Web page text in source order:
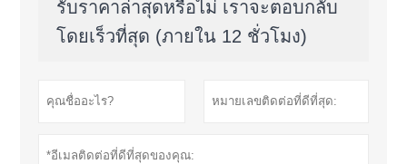
รับราคาล่าสุดหรือไม่ เราจะตอบกลับ
โดยเร็วที่สุด (ภายใน 12 ชั่วโมง)